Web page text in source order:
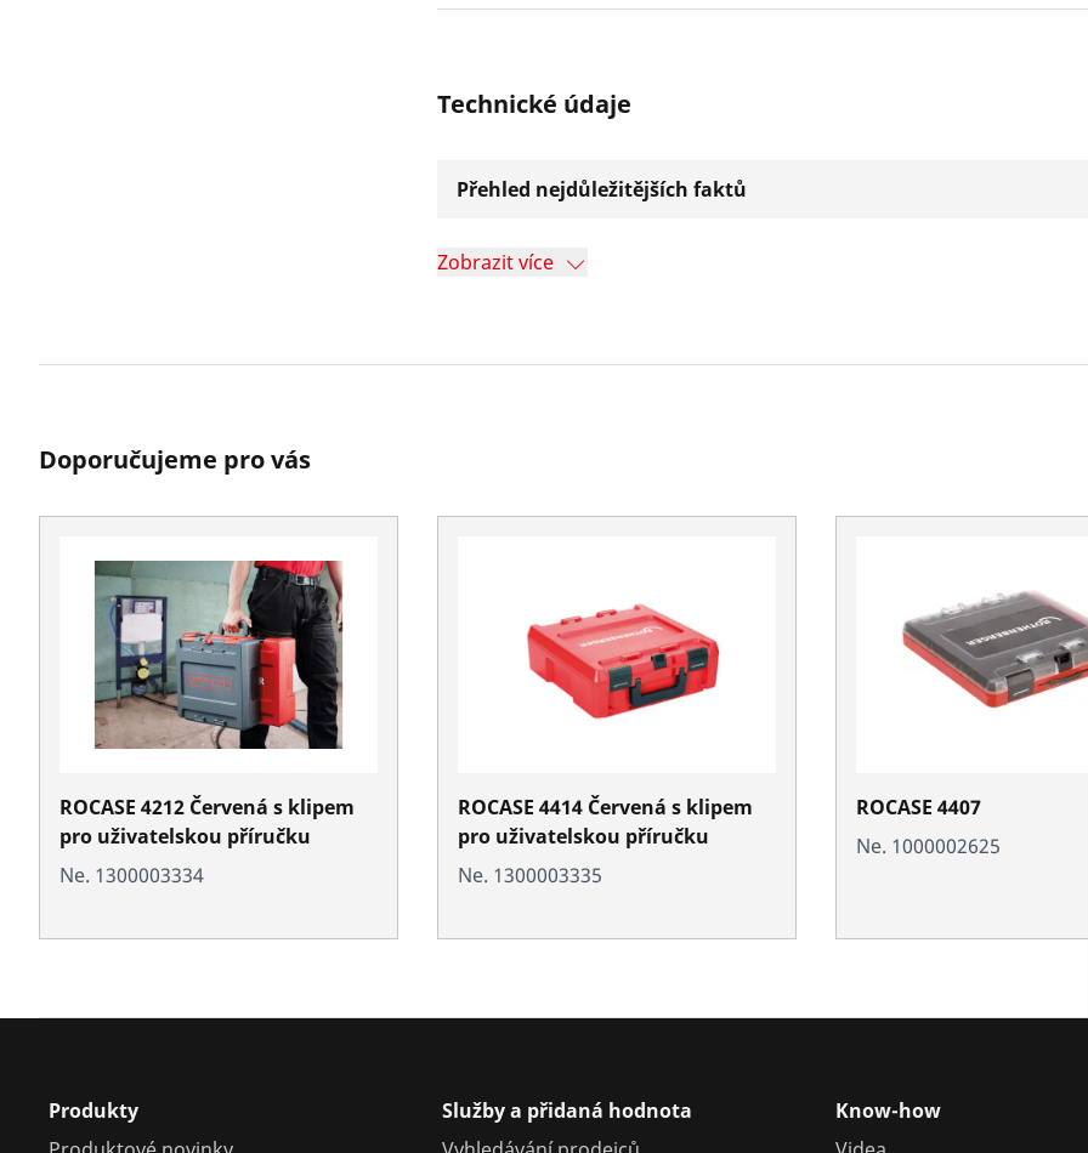
Technické údaje
Přehled nejdůležitějších faktů
Zobrazit více
Doporučujeme pro vás
ROCASE 4212 Červená s klipem
pro uživatelskou příručku
Ne. 1300003334
ROCASE 4414 Červená s klipem
pro uživatelskou příručku
Ne. 1300003335
ROCASE 4407
Ne. 1000002625
Produkty
Služby a přidaná hodnota
Know-how